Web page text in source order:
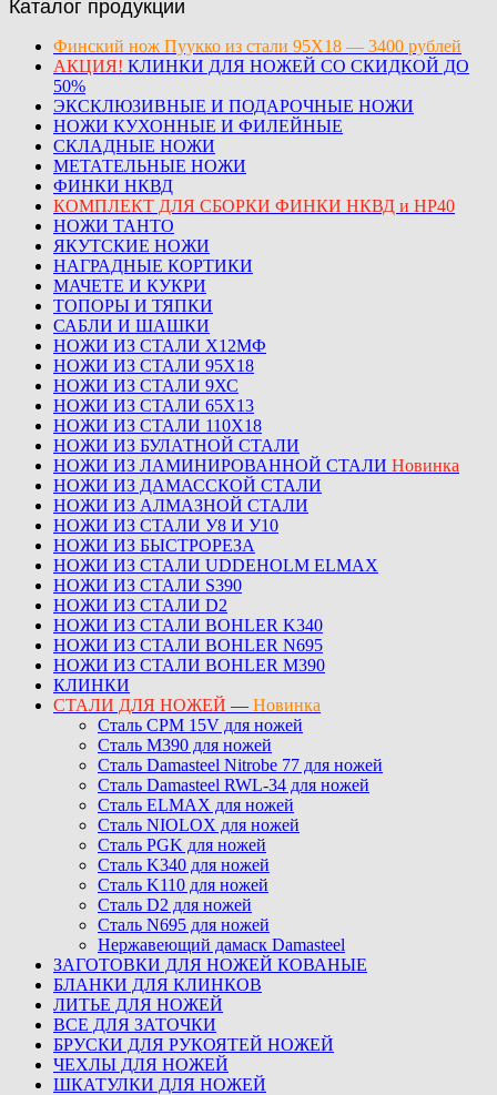
Каталог продукции
Финский нож Пуукко из стали 95Х18 — 3400 рублей
АКЦИЯ! КЛИНКИ ДЛЯ НОЖЕЙ СО СКИДКОЙ ДО
50%
ЭКСКЛЮЗИВНЫЕ И ПОДАРОЧНЫЕ НОЖИ
НОЖИ КУХОННЫЕ И ФИЛЕЙНЫЕ
СКЛАДНЫЕ НОЖИ
МЕТАТЕЛЬНЫЕ НОЖИ
ФИНКИ НКВД
КОМПЛЕКТ ДЛЯ СБОРКИ ФИНКИ НКВД и НР40
НОЖИ ТАНТО
ЯКУТСКИЕ НОЖИ
НАГРАДНЫЕ КОРТИКИ
МАЧЕТЕ И КУКРИ
ТОПОРЫ И ТЯПКИ
САБЛИ И ШАШКИ
НОЖИ ИЗ СТАЛИ Х12МФ
НОЖИ ИЗ СТАЛИ 95Х18
НОЖИ ИЗ СТАЛИ 9ХС
НОЖИ ИЗ СТАЛИ 65Х13
НОЖИ ИЗ СТАЛИ 110Х18
НОЖИ ИЗ БУЛАТНОЙ СТАЛИ
НОЖИ ИЗ ЛАМИНИРОВАННОЙ СТАЛИ Новинка
НОЖИ ИЗ ДАМАССКОЙ СТАЛИ
НОЖИ ИЗ АЛМАЗНОЙ СТАЛИ
НОЖИ ИЗ СТАЛИ У8 И У10
НОЖИ ИЗ БЫСТРОРЕЗА
НОЖИ ИЗ СТАЛИ UDDEHOLM ELMAX
НОЖИ ИЗ СТАЛИ S390
НОЖИ ИЗ СТАЛИ D2
НОЖИ ИЗ СТАЛИ BOHLER K340
НОЖИ ИЗ СТАЛИ BOHLER N695
НОЖИ ИЗ СТАЛИ BOHLER M390
КЛИНКИ
СТАЛИ ДЛЯ НОЖЕЙ — Новинка
Сталь CPM 15V для ножей
Сталь M390 для ножей
Сталь Damasteel Nitrobe 77 для ножей
Сталь Damasteel RWL-34 для ножей
Сталь ELMAX для ножей
Сталь NIOLOX для ножей
Сталь PGK для ножей
Сталь K340 для ножей
Сталь K110 для ножей
Сталь D2 для ножей
Сталь N695 для ножей
Нержавеющий дамаск Damasteel
ЗАГОТОВКИ ДЛЯ НОЖЕЙ КОВАНЫЕ
БЛАНКИ ДЛЯ КЛИНКОВ
ЛИТЬЕ ДЛЯ НОЖЕЙ
ВСЕ ДЛЯ ЗАТОЧКИ
БРУСКИ ДЛЯ РУКОЯТЕЙ НОЖЕЙ
ЧЕХЛЫ ДЛЯ НОЖЕЙ
ШКАТУЛКИ ДЛЯ НОЖЕЙ